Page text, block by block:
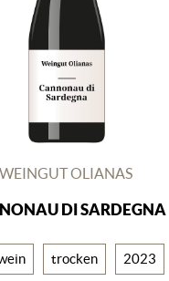
WEINGUT OLIANAS
DI SARDEGNA
trocken 2023